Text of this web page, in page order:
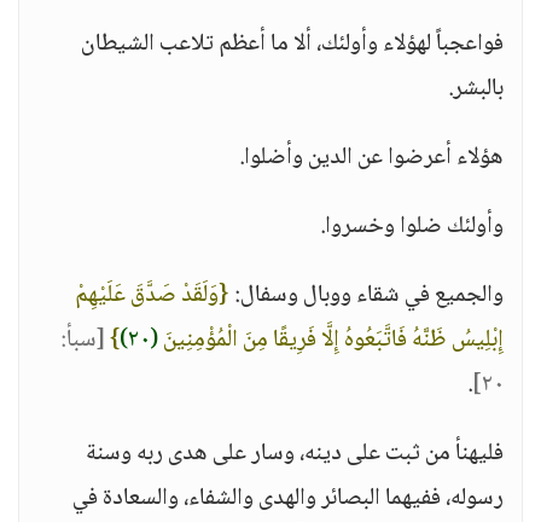
فواعجباً لهؤلاء وأولئك، ألا ما أعظم تلاعب الشيطان
بالبشر.
هؤلاء أعرضوا عن الدين وأضلوا.
وأولئك ضلوا وخسروا.
والجميع في شقاء ووبال وسفال:{وَلَقَدْ صَدَّقَ عَلَيْهِمْ
إِبْلِيسُ ظَنَّهُ فَاتَّبَعُوهُ إِلَّا فَرِيقًا مِنَ الْمُؤْمِنِينَ(٢٠) }[سبأ:
٢٠] .
فليهنأ من ثبت على دينه، وسار على هدى ربه وسنة
رسوله، ففيهما البصائر والهدى والشفاء، والسعادة في